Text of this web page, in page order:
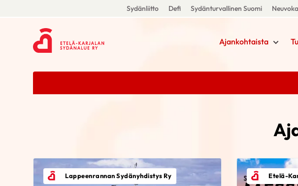
Sydänliitto Defi Sydänturvallinen Suomi
Ajankohtaista
Lappeenrannan Sydänyhdistys Ry Etelä-